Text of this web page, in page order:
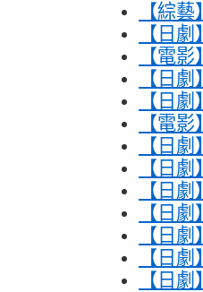
【綜
【日
【電影
【日劇
【日
【電
【日
【日
【日
【日
【日
【日
【日